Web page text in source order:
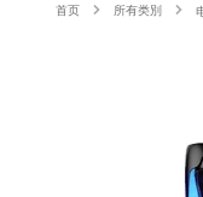
首页
所有类別